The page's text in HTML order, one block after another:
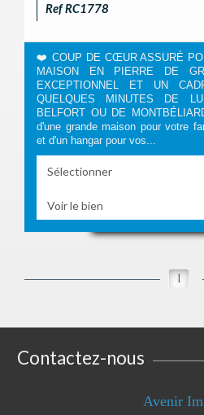
Ref RC1778
❤️ COUP DE CŒUR ASSURÉ
MAISON EN PIERRE DE
EXCEPTIONNEL ET UN
QUELQUES MINUTES DE
BELFORT OU DE
d'une grande maison pour votre
et d'un hangar pour vos...
Sélectionner
Voir le bien
1
Contactez-nous
Avenir